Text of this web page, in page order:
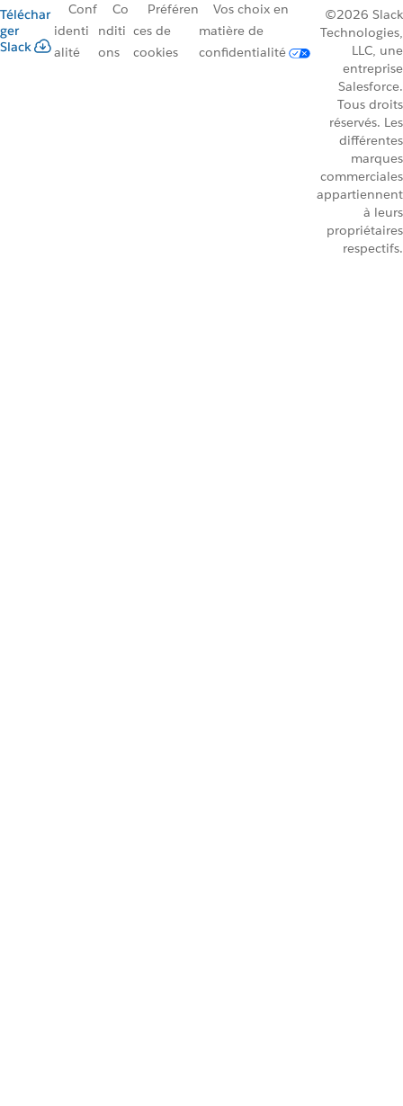
Téléchar
ger
Slack
Conf
identi
alité
Co
nditi
ons
Préféren
ces de
cookies
Vos choix en
matière de
confidentialité
©2026 Slack
Technologies,
LLC, une
entreprise
Salesforce.
Tous droits
réservés. Les
différentes
marques
commerciales
appartiennent
à leurs
propriétaires
respectifs.